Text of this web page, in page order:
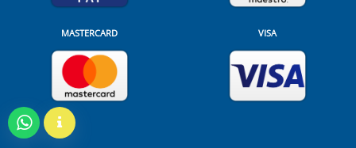
MASTERCARD VISA